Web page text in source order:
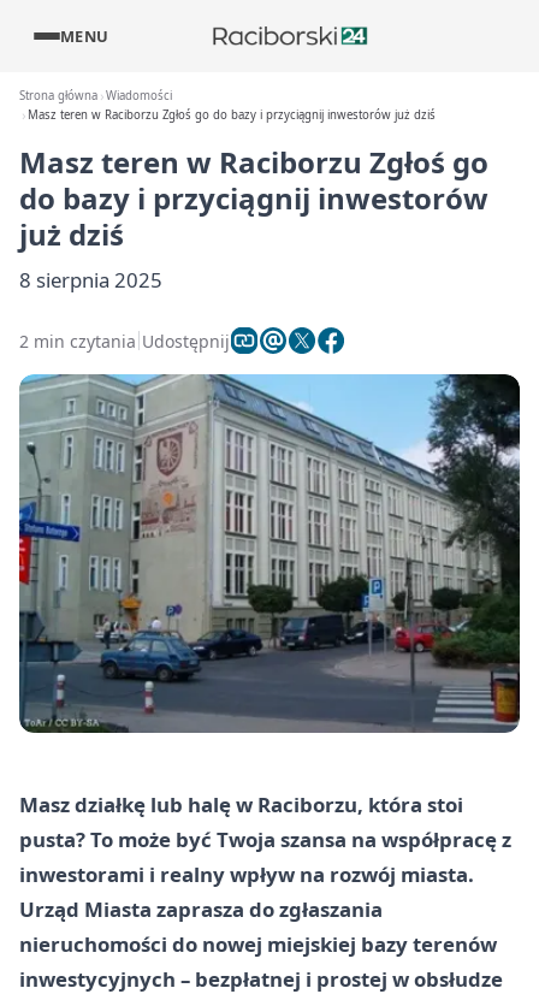
MENU
Strona główna Wiadomości
Masz teren w Raciborzu Zgłoś go do bazy i przyciągnij inwestorów już dziś
Masz teren w Raciborzu Zgłoś go
do bazy i przyciągnij inwestorów
już dziś
8 sierpnia 2025
2 min czytania Udostępnij
Masz działkę lub halę w Raciborzu, która stoi
pusta? To może być Twoja szansa na współpracę z
inwestorami i realny wpływ na rozwój miasta.
Urząd Miasta zaprasza do zgłaszania
nieruchomości do nowej miejskiej bazy terenów
inwestycyjnych – bezpłatnej i prostej w obsłudze